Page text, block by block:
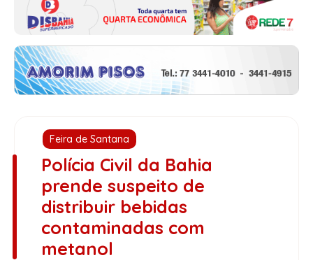
Feira de Santana
Polícia Civil da Bahia
prende suspeito de
distribuir bebidas
contaminadas com
metanol